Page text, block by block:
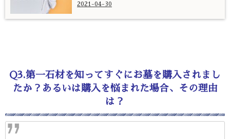
2021-04-30
Q3.第一石材を知ってすぐにお墓を購入されまし
たか？あるいは購入を悩まれた場合、その理由
は？